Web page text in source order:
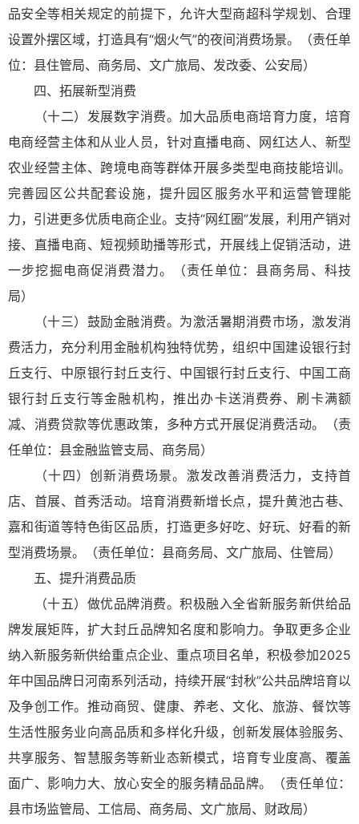
品安全等相关规定的前提下，允许大型商超科学规划、合理
设置外摆区域，打造具有“烟火气”的夜间消费场景。（责任单
位：县住管局、商务局、文广旅局、发改委、公安局）
四、拓展新型消费
（十二）发展数字消费。加大品质电商培育力度，培育
电商经营主体和从业人员，针对直播电商、网红达人、新型
农业经营主体、跨境电商等群体开展多类型电商技能培训。
完善园区公共配套设施，提升园区服务水平和运营管理能
力，引进更多优质电商企业。支持“网红圈”发展，利用产销对
接、直播电商、短视频助播等形式，开展线上促销活动，进
一步挖掘电商促消费潜力。（责任单位：县商务局、科技
局）
（十三）鼓励金融消费。为激活暑期消费市场，激发消
费活力，充分利用金融机构独特优势，组织中国建设银行封
丘支行、中原银行封丘支行、中国银行封丘支行、中国工商
银行封丘支行等金融机构，推出办卡送消费券、刷卡满额
减、消费贷款等优惠政策，多种方式开展促消费活动。（责
任单位：县金融监管支局、商务局）
（十四）创新消费场景。激发改善消费活力，支持首
店、首展、首秀活动。培育消费新增长点，提升黄池古巷、
嘉和街道等特色街区品质，打造更多好吃、好玩、好看的新
型消费场景。（责任单位：县商务局、文广旅局、住管局）
五、提升消费品质
（十五）做优品牌消费。积极融入全省新服务新供给品
牌发展矩阵，扩大封丘品牌知名度和影响力。争取更多企业
纳入新服务新供给重点企业、重点项目名单，积极参加2025
年中国品牌日河南系列活动，持续开展“封秋”公共品牌培育以
及争创工作。推动商贸、健康、养老、文化、旅游、餐饮等
生活性服务业向高品质和多样化升级，创新发展体验服务、
共享服务、智慧服务等新业态新模式，培育专业度高、覆盖
面广、影响力大、放心安全的服务精品品牌。（责任单位：
县市场监管局、工信局、商务局、文广旅局、财政局）